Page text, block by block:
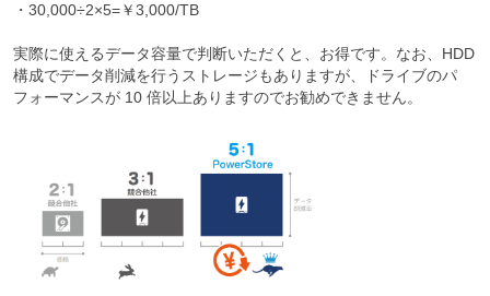
・30,000÷2×5=￥3,000/TB
実際に使えるデータ容量で判断いただくと、お得です。なお、HDD
構成でデータ削減を行うストレージもありますが、ドライブのパ
フォーマンスが 10 倍以上ありますのでお勧めできません。